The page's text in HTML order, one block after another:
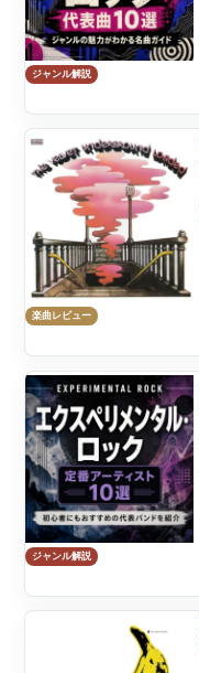
ジャンル解説
楽曲レビュー
ジャンル解説